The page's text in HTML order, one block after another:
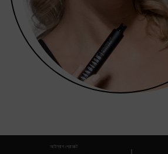
আইল্যাশ প্রোডাক্ট